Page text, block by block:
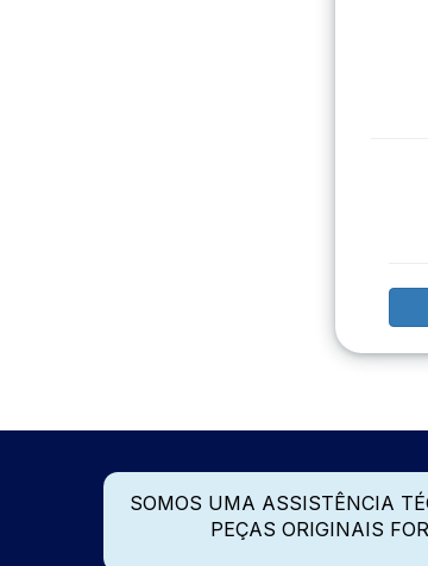
SOMOS UMA ASSISTÊNCIA
PEÇAS ORIGINAIS